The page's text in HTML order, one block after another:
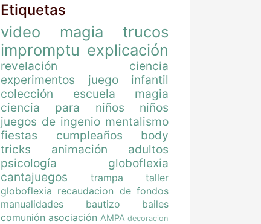
Etiquetas
video magia
trucos
impromptu explicación
revelación
ciencia
experimentos
juego
infantil
colección
escuela magia
ciencia para niños
niños
juegos de ingenio mentalismo
fiestas
cumpleaños
body
tricks
animación
adultos
psicología
globoflexia
cantajuegos
trampa
taller
globoflexia recaudacion de fondos
manualidades
bautizo
bailes
comunión asociación AMPA decoracion